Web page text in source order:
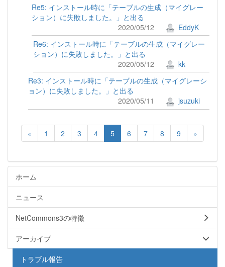
Re5: インストール時に「テーブルの生成（マイグレー
ション）に失敗しました。」と出る
2020/05/12
EddyK
Re6: インストール時に「テーブルの生成（マイグレー
ション）に失敗しました。」と出る
2020/05/12
kk
Re3: インストール時に「テーブルの生成（マイグレーシ
ョン）に失敗しました。」と出る
2020/05/11
jsuzuki
« 1 2 3 4 5 6 7 8 9 »
ホーム
ニュース
NetCommons3の特徴
アーカイブ
トラブル報告